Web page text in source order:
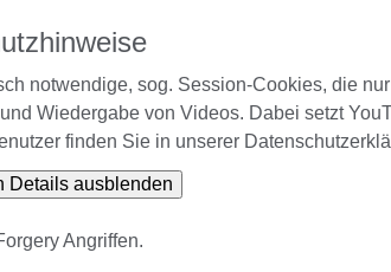
notwendige, sog. Session-Cookies, die
Wiedergabe von Videos. Dabei setzt
finden Sie in unserer
Details ausblenden
Angriffen.